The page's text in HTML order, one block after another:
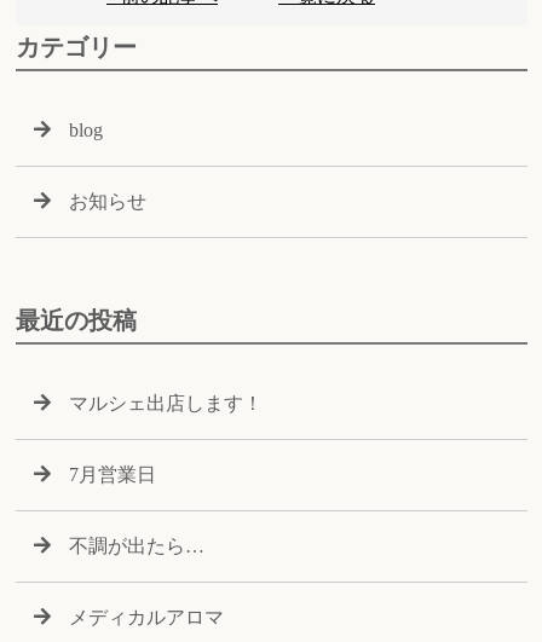
カテゴリー
blog
お知らせ
最近の投稿
マルシェ出店します！
7月営業日
不調が出たら…
メディカルアロマ